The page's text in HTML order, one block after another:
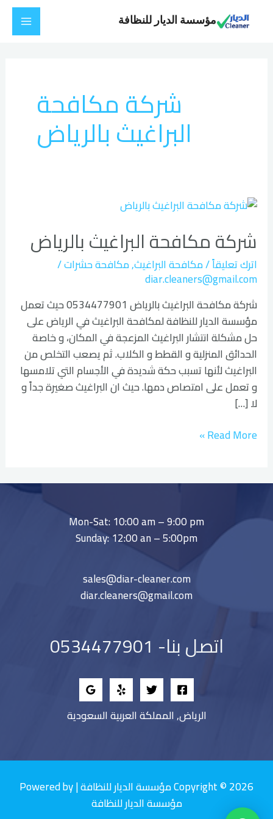
مؤسسة الديار للنظافة
Main
شركة مكافحة
البراغيث بالرياض
شركة مكافحة البراغيث بالرياض
اترك تعليقاً/مكافحة البراغيث,مكافحة حشرات/
diar.cleaners@gmail.com
شركة مكافحة البراغيث بالرياض 0534477901 حيث تعمل
مؤسسة الديار للنظافة لمكافحة البراغيث في الرياض على
حل مشكلة انتشار البراغيث المزعجة في المكان، و خاصة
الحدائق المنزلية و القطط و الكلاب. ثم يصعب التخلص من
البراغيث لأنها تسبب حكة شديدة في الأجسام التي تلامسها
و تعمل على امتصاص دمها. حيث ان البراغيث صغيرة جداً و
لا […]
شركة
البراغيث
بالرياض
Read More »
Mon-Sat: 10:00 am – 9:00 pm
Sunday: 12:00 an – 5:00pm
sales@diar-cleaner.com
diar.cleaners@gmail.com
اتصل بنا- 0534477901
الرياض, المملكة العربية السعودية
Copyright © 2026 مؤسسة الديار للنظافة | Powered by
مؤسسة الديار للنظافة